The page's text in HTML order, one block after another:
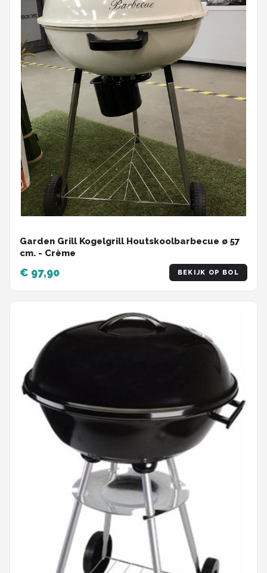
Garden Grill Kogelgrill Houtskoolbarbecue ø 57
cm. - Crème
€ 97,90 BEKIJK OP BOL